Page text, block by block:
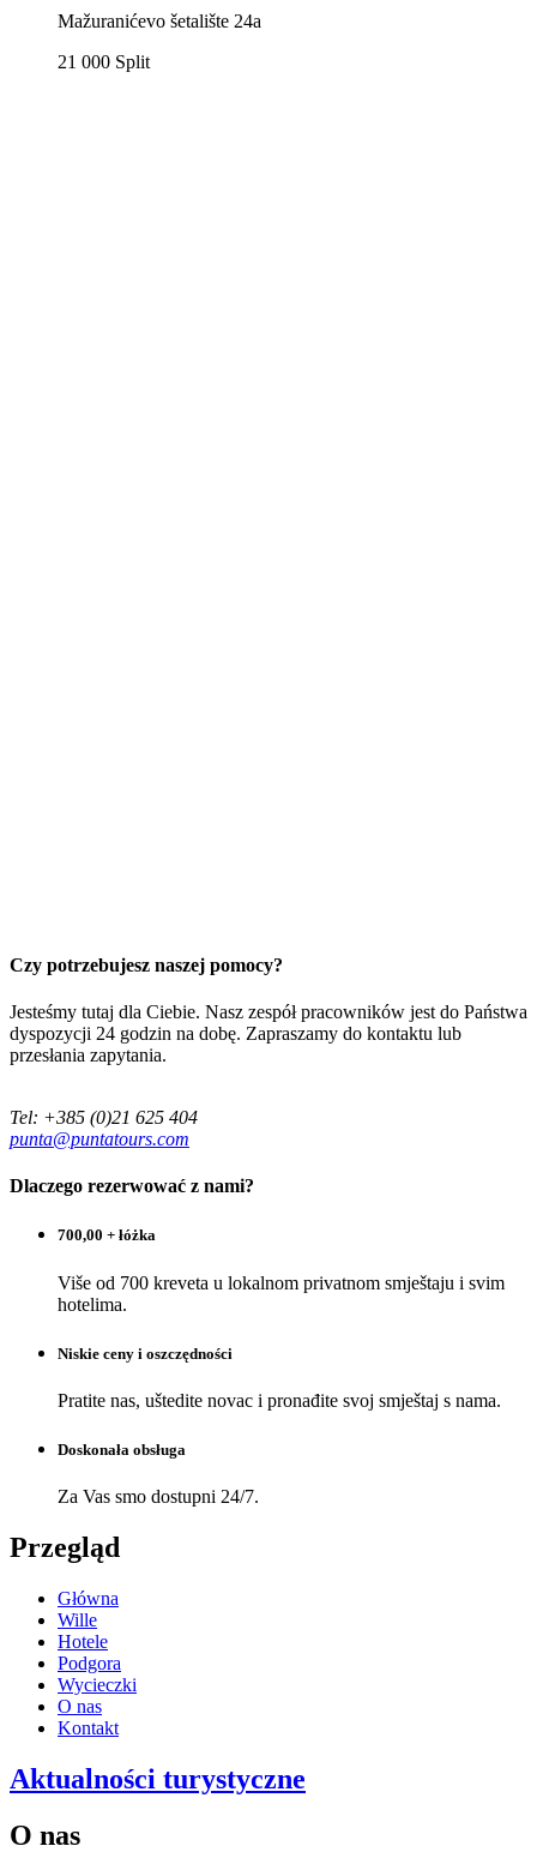
Mažuranićevo šetalište 24a
21 000 Split
Czy potrzebujesz naszej pomocy?
Jesteśmy tutaj dla Ciebie. Nasz zespół pracowników jest do Państwa
dyspozycji 24 godzin na dobę. Zapraszamy do kontaktu lub
przesłania zapytania.
Tel: +385 (0)21 625 404
punta@puntatours.com
Dlaczego rezerwować z nami?
700,00 + łóżka
Više od 700 kreveta u lokalnom privatnom smještaju i svim
hotelima.
Niskie ceny i oszczędności
Pratite nas, uštedite novac i pronađite svoj smještaj s nama.
Doskonała obsługa
Za Vas smo dostupni 24/7.
Przegląd
Główna
Wille
Hotele
Podgora
Wycieczki
O nas
Kontakt
Aktualności turystyczne
O nas